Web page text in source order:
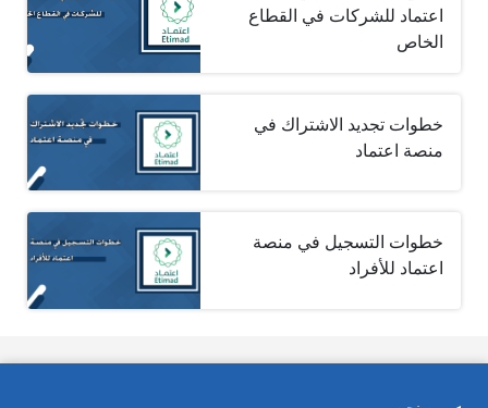
اعتماد للشركات في القطاع
الخاص
خطوات تجديد الاشتراك في
منصة اعتماد
خطوات التسجيل في منصة
اعتماد للأفراد